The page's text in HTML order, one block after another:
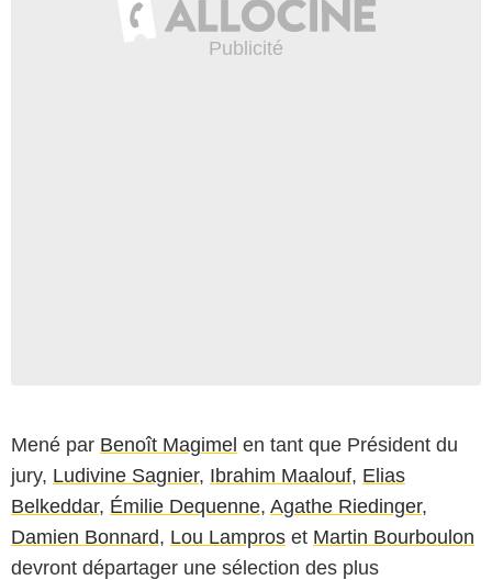
Mené par Benoît Magimel en tant que Président du
jury, Ludivine Sagnier, Ibrahim Maalouf, Elias
Belkeddar, Émilie Dequenne, Agathe Riedinger,
Damien Bonnard, Lou Lampros et Martin Bourboulon
devront départager une sélection des plus